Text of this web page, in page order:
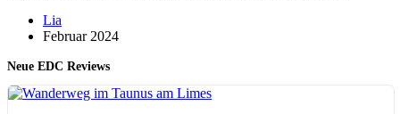
Lia
Februar 2024
Neue EDC Reviews